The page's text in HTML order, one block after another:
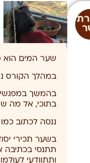
שער המים הוא
במהלך הקורס
בהמשך במפגשי
בתוכי, אל מה
ננסה לכתוב
בשער תכירי
תתנסי בכתיבה
ותתוודעי